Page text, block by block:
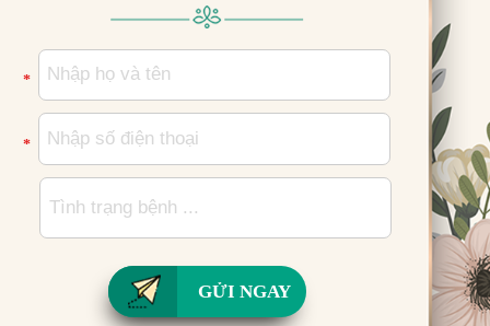
*
*
GỬI NGAY